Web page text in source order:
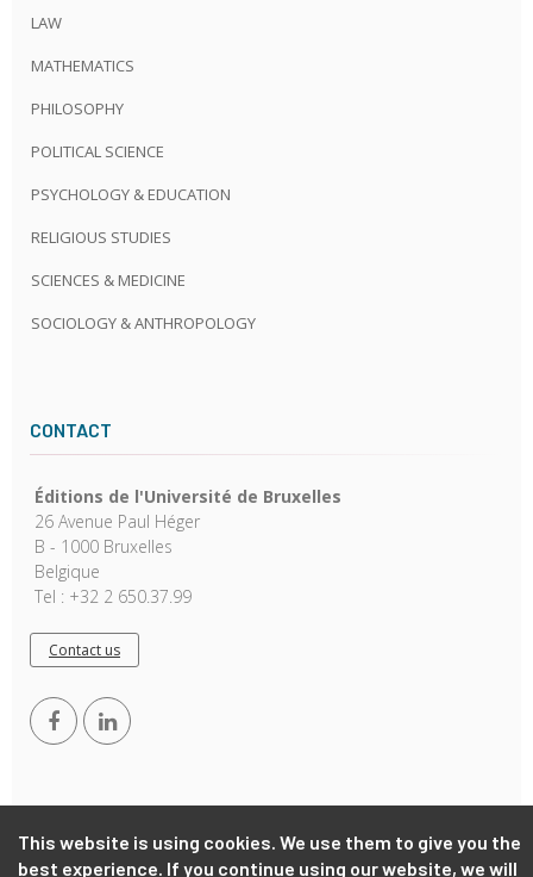
This website is using cookies. We use them to give you the
best experience. If you continue using our website, we will
LAW
MATHEMATICS
PHILOSOPHY
POLITICAL SCIENCE
PSYCHOLOGY & EDUCATION
RELIGIOUS STUDIES
SCIENCES & MEDICINE
SOCIOLOGY & ANTHROPOLOGY
CONTACT
Éditions de l'Université de Bruxelles
26 Avenue Paul Héger
B - 1000 Bruxelles
Belgique
Tel : +32 2 650.37.99
Contact us